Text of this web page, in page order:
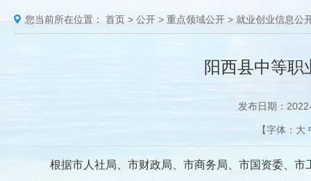
您当前所在位置： 首页 > 公开 > 重点领域公开 > 就业创业信息公
阳西县中等职
发布日期：
【字体： 大
根据市人社局、市财政局、市商务局、市国资委、市